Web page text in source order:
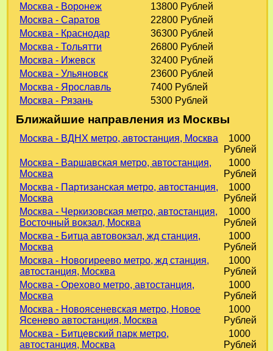
Москва - Воронеж
13800 Рублей
Москва - Саратов
22800 Рублей
Москва - Краснодар
36300 Рублей
Москва - Тольятти
26800 Рублей
Москва - Ижевск
32400 Рублей
Москва - Ульяновск
23600 Рублей
Москва - Ярославль
7400 Рублей
Москва - Рязань
5300 Рублей
Ближайшие направления из Москвы
Москва - ВДНХ метро, автостанция, Москва
1000
Рублей
Москва - Варшавская метро, автостанция,
Москва
1000
Рублей
Москва - Партизанская метро, автостанция,
Москва
1000
Рублей
Москва - Черкизовская метро, автостанция,
Восточный вокзал, Москва
1000
Рублей
Москва - Битца автовокзал, жд станция,
Москва
1000
Рублей
Москва - Новогиреево метро, жд станция,
автостанция, Москва
1000
Рублей
Москва - Орехово метро, автостанция,
Москва
1000
Рублей
Москва - Новоясеневская метро, Новое
Ясенево автостанция, Москва
1000
Рублей
Москва - Битцевский парк метро,
автостанция, Москва
1000
Рублей